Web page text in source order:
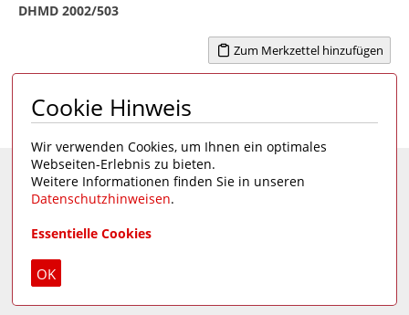
DHMD 2002/503
Zum Merkzettel hinzufügen
Seite 1 von 1 1
Eine Seite desDeutschen Hygiene-Museums
Cookie Hinweis
Wir verwenden Cookies, um Ihnen ein optimales
Webseiten-Erlebnis zu bieten.
Weitere Informationen finden Sie in unseren
Datenschutzhinweisen.
Essentielle Cookies
OK